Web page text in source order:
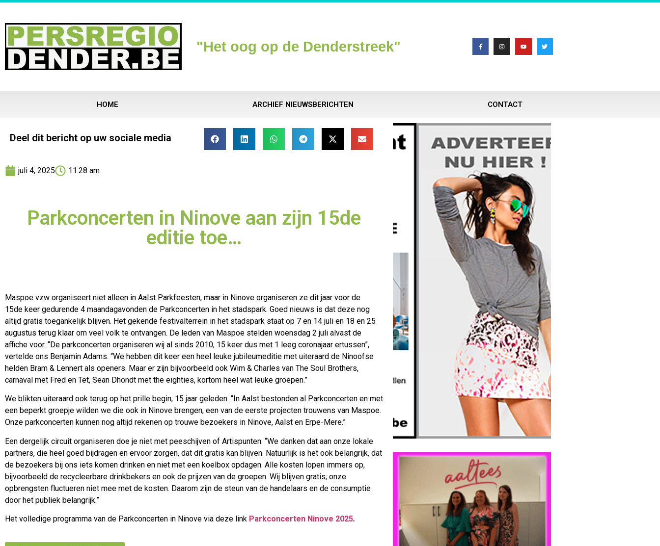
"Het oog op de Denderstreek"
HOME ARCHIEF NIEUWSBERICHTEN CONTACT
Deel dit bericht op uw sociale media
juli 4, 2025 11:28 am
Parkconcerten in Ninove aan zijn 15de
editie toe…
Maspoe vzw organiseert niet alleen in Aalst Parkfeesten, maar in Ninove organiseren ze dit jaar voor de
15de keer gedurende 4 maandagavonden de Parkconcerten in het stadspark. Goed nieuws is dat deze nog
altijd gratis toegankelijk blijven. Het gekende festivalterrein in het stadspark staat op 7 en 14 juli en 18 en 25
augustus terug klaar om veel volk te ontvangen. De leden van Maspoe stelden woensdag 2 juli alvast de
affiche voor. “De parkconcerten organiseren wij al sinds 2010, 15 keer dus met 1 leeg coronajaar ertussen”,
vertelde ons Benjamin Adams. “We hebben dit keer een heel leuke jubileumeditie met uiteraard de Ninoofse
helden Bram & Lennert als openers. Maar er zijn bijvoorbeeld ook Wim & Charles van The Soul Brothers,
carnaval met Fred en Tet, Sean Dhondt met the eighties, kortom heel wat leuke groepen.”
We blikten uiteraard ook terug op het prille begin, 15 jaar geleden. “In Aalst bestonden al Parkconcerten en met
een beperkt groepje wilden we die ook in Ninove brengen, een van de eerste projecten trouwens van Maspoe.
Onze parkconcerten kunnen nog altijd rekenen op trouwe bezoekers in Ninove, Aalst en Erpe-Mere.”
Een dergelijk circuit organiseren doe je niet met peeschijven of Artispunten. “We danken dat aan onze lokale
partners, die heel goed bijdragen en ervoor zorgen, dat dit gratis kan blijven. Natuurlijk is het ook belangrijk, dat
de bezoekers bij ons iets komen drinken en niet met een koelbox opdagen. Alle kosten lopen immers op,
bijvoorbeeld de recycleerbare drinkbekers en ook de prijzen van de groepen. Wij blijven gratis; onze
opbrengsten fluctueren niet mee met de kosten. Daarom zijn de steun van de handelaars en de consumptie
door het publiek belangrijk.”
Het volledige programma van de Parkconcerten in Ninove via deze link Parkconcerten Ninove 2025.